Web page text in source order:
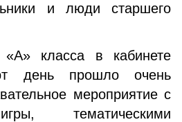
и люди старшего
класса в кабинете
день прошло очень
мероприятие с
тематическими